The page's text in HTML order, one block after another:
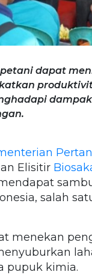
dapat
Elisitir
salah
menekan
pupuk kimia.